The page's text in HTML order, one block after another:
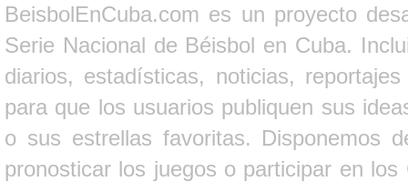
BeisbolEnCuba.com es un proyecto
Serie Nacional de Béisbol en Cuba.
diarios, estadísticas, noticias,
para que los usuarios publiquen sus
o sus estrellas favoritas. Disponemos
pronosticar los juegos o participar en